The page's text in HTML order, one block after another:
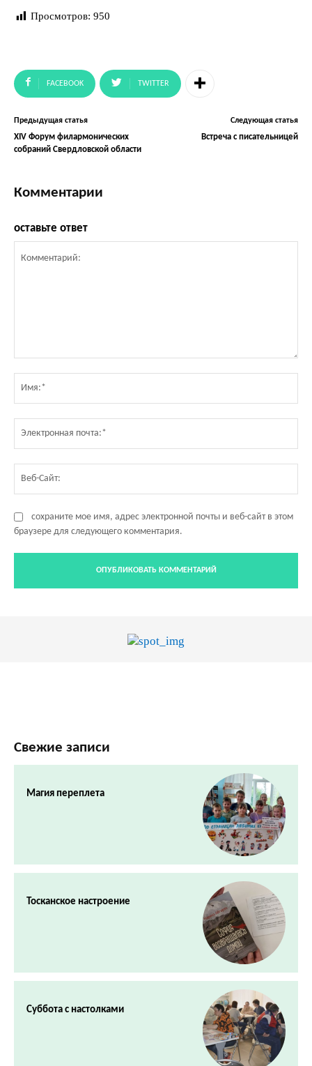
Просмотров: 950
FACEBOOK TWITTER
Предыдущая статья
XIV Форум филармонических
собраний Свердловской области
Следующая статья
Встреча с писательницей
Комментарии
оставьте ответ
сохраните мое имя, адрес электронной почты и веб-сайт в этом
браузере для следующего комментария.
Свежие записи
Магия переплета
Тосканское настроение
Суббота с настолками